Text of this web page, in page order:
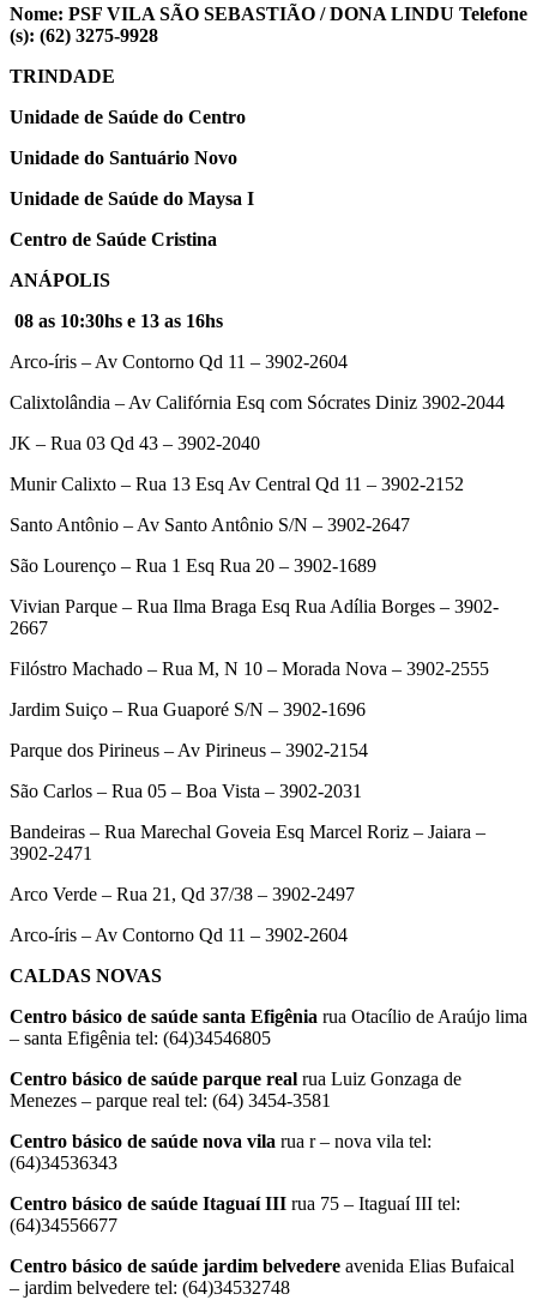
Nome: PSF VILA SÃO SEBASTIÃO / DONA LINDU Telefone
(s): (62) 3275-9928
TRINDADE
Unidade de Saúde do Centro
Unidade do Santuário Novo
Unidade de Saúde do Maysa I
Centro de Saúde Cristina
ANÁPOLIS
08 as 10:30hs e 13 as 16hs
Arco-íris – Av Contorno Qd 11 – 3902-2604
Calixtolândia – Av Califórnia Esq com Sócrates Diniz 3902-2044
JK – Rua 03 Qd 43 – 3902-2040
Munir Calixto – Rua 13 Esq Av Central Qd 11 – 3902-2152
Santo Antônio – Av Santo Antônio S/N – 3902-2647
São Lourenço – Rua 1 Esq Rua 20 – 3902-1689
Vivian Parque – Rua Ilma Braga Esq Rua Adília Borges – 3902-
2667
Filóstro Machado – Rua M, N 10 – Morada Nova – 3902-2555
Jardim Suiço – Rua Guaporé S/N – 3902-1696
Parque dos Pirineus – Av Pirineus – 3902-2154
São Carlos – Rua 05 – Boa Vista – 3902-2031
Bandeiras – Rua Marechal Goveia Esq Marcel Roriz – Jaiara –
3902-2471
Arco Verde – Rua 21, Qd 37/38 – 3902-2497
Arco-íris – Av Contorno Qd 11 – 3902-2604
CALDAS NOVAS
Centro básico de saúde santa Efigênia rua Otacílio de Araújo lima
– santa Efigênia tel: (64)34546805
Centro básico de saúde parque real rua Luiz Gonzaga de
Menezes – parque real tel: (64) 3454-3581
Centro básico de saúde nova vila rua r – nova vila tel:
(64)34536343
Centro básico de saúde Itaguaí III rua 75 – Itaguaí III tel:
(64)34556677
Centro básico de saúde jardim belvedere avenida Elias Bufaical
– jardim belvedere tel: (64)34532748